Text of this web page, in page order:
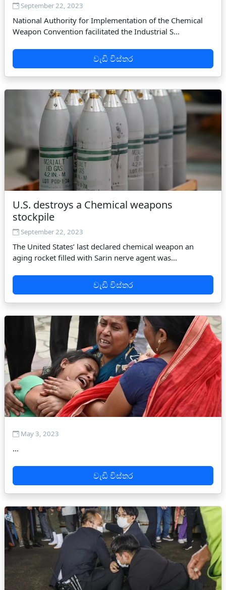
September 22, 2023
National Authority for Implementation of the Chemical
Weapon Convention facilitated the Industrial S...
වැඩි විස්තර
U.S. destroys a Chemical weapons
stockpile
September 22, 2023
The United States’ last declared chemical weapon an
aging rocket filled with Sarin nerve agent was...
වැඩි විස්තර
May 3, 2023
...
වැඩි විස්තර